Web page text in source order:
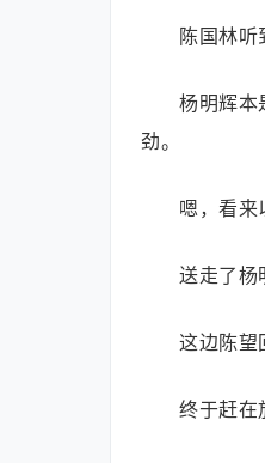
陈国林听
杨明辉本
劲。
嗯，看来
送走了杨
这边陈望
终于赶在